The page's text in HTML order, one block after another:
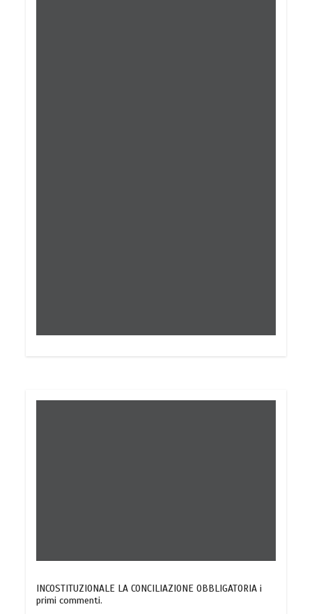
INCOSTITUZIONALE LA CONCILIAZIONE OBBLIGATORIA i
primi commenti.